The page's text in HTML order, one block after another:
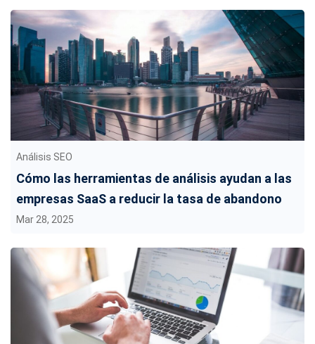
Análisis SEO
Cómo las herramientas de análisis ayudan a las
empresas SaaS a reducir la tasa de abandono
Mar 28, 2025